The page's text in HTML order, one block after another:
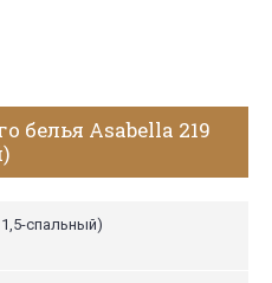
белья Asabella 219
спальный)